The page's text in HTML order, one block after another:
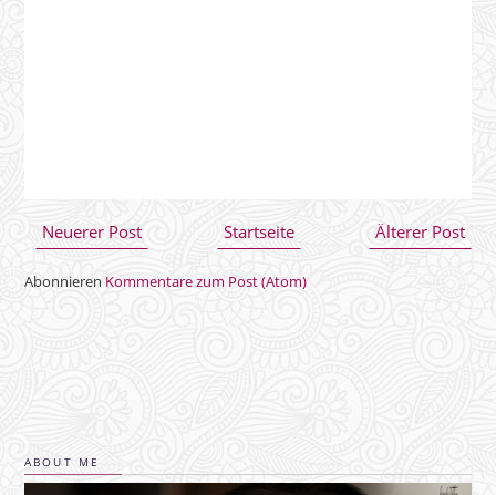
Neuerer Post Älterer Post
Startseite
Abonnieren Kommentare zum Post (Atom)
ABOUT ME